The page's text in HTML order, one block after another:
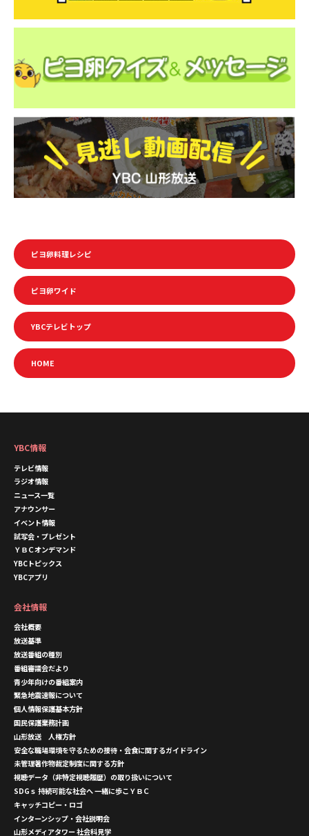
ピヨ卵料理レシピ
ピヨ卵ワイド
YBCテレビトップ
HOME
YBC情報
テレビ情報
ラジオ情報
ニュース一覧
アナウンサー
イベント情報
試写会・プレゼント
ＹＢＣオンデマンド
YBCトピックス
YBCアプリ
会社情報
会社概要
放送基準
放送番組の種別
番組審議会だより
青少年向けの番組案内
緊急地震速報について
個人情報保護基本方針
国民保護業務計画
山形放送 人権方針
安全な職場環境を守るための接待・会食に関するガイドライン
未管理著作物裁定制度に関する方針
視聴データ（非特定視聴履歴）の取り扱いについて
SDGｓ 持続可能な社会へ 一緒に歩こＹＢＣ
キャッチコピー・ロゴ
インターンシップ・会社説明会
山形メディアタワー 社会科見学